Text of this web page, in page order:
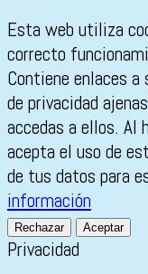
Esta web utiliza
correcto
Contiene enlaces
de privacidad
accedas a ellos. Al
acepta el uso de
de tus datos para
información
Rechazar Aceptar
Privacidad